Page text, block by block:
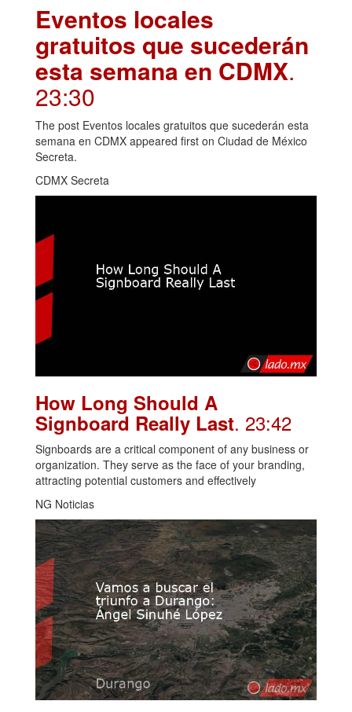
Eventos locales
gratuitos que sucederán
esta semana en CDMX.
23:30
The post Eventos locales gratuitos que sucederán esta
semana en CDMX appeared first on Ciudad de México
Secreta.
CDMX Secreta
How Long Should A
Signboard Really Last. 23:42
Signboards are a critical component of any business or
organization. They serve as the face of your branding,
attracting potential customers and effectively
NG Noticias